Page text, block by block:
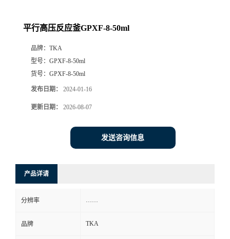
平行高压反应釜GPXF-8-50ml
品牌： TKA
型号： GPXF-8-50ml
货号： GPXF-8-50ml
发布日期： 2024-01-16
更新日期： 2026-08-07
发送咨询信息
产品详请
分辨率
品牌 TKA